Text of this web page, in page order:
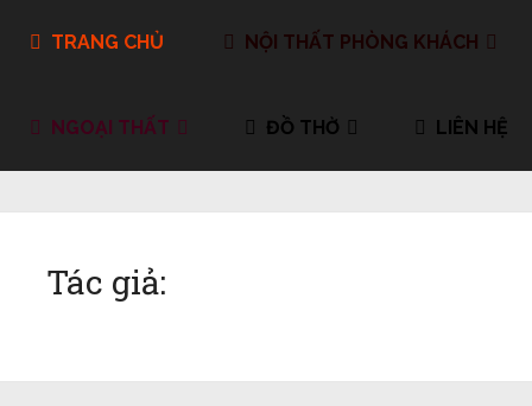
TRANG CHỦ NỘI THẤT PHÒNG KHÁCH
NGOẠI THẤT ĐỒ THỜ LIÊN HỆ
Tác giả: